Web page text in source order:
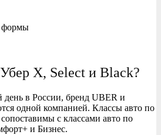
формы
X, Select и Black?
в России, бренд UBER и
одной компанией. Классы авто по
с классами авто по
и Бизнес.